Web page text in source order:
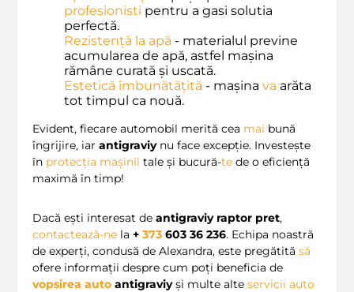
profesionisti pentru a gasi solutia
perfectă.
Rezistență la apă - materialul previne
acumularea de apă, astfel mașina
rămâne curată și uscată.
Estetică îmbunătățită - mașina va arăta
tot timpul ca nouă.
Evident, fiecare automobil merită cea mai bună
îngrijire, iar antigraviynu face excepție. Investește
în protecția mașinii tale și bucură-te de o eficiență
maximă în timp!
Dacă ești interesat de antigraviy raptor pret,
contactează-ne la + 373 603 36 236. Echipa noastră
de experți, condusă de Alexandra, este pregătită să
ofere informații despre cum poți beneficia de
vopsirea auto antigraviyși multe alte servicii auto